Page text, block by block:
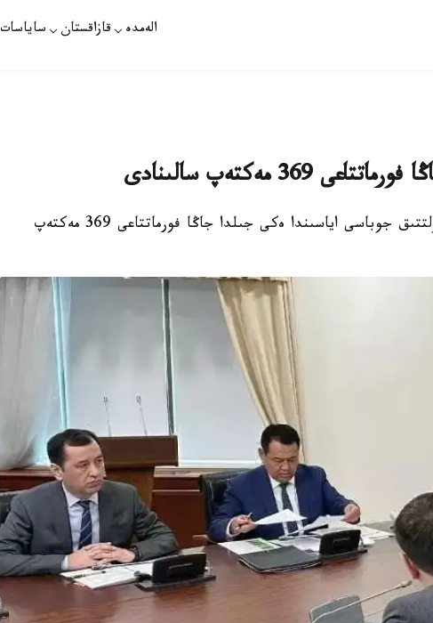
الەمدە قازاقستان ساياسات
مەكتەپ سالىنادى
استانا. قازاقپارات - «جايلى مەكتەپ» ۇلتتىق جوباسى اياسىندا ەكى جىلدا جاڭا فورماتتاعى 369 مەكتەپ